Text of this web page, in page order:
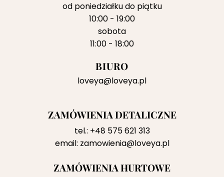
od poniedziałku do piątku
10:00 - 19:00
sobota
11:00 - 18:00
BIURO
loveya@loveya.pl
ZAMÓWIENIA DETALICZNE
tel.: +48 575 621 313
email: zamowienia@loveya.pl
ZAMÓWIENIA HURTOWE